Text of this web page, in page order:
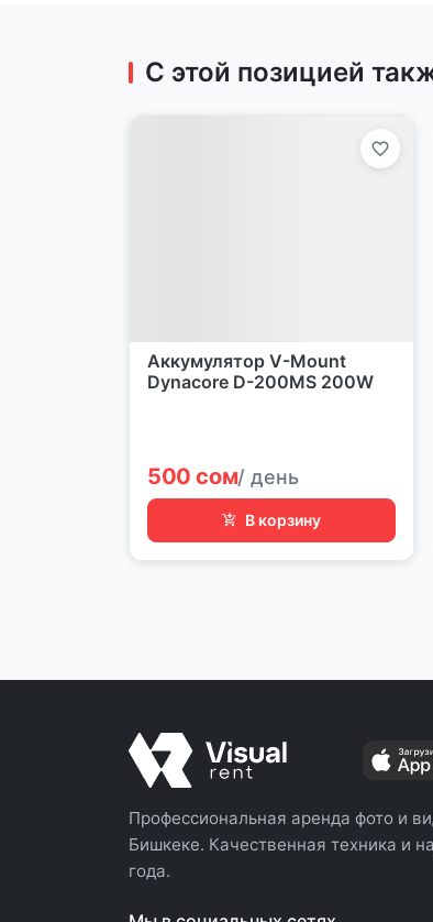
С этой позицией
Аккумулятор V-Mount
Dynacore D-200MS 200W
500 сом/ день
В корзину
Профессиональная аренда фото и
Бишкеке. Качественная техника и
года.